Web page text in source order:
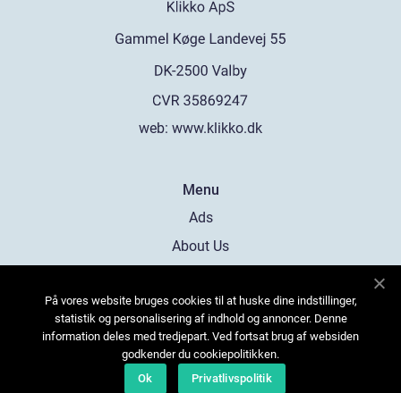
web: www.klikko.dk
Menu
Ads
About Us
Contact
Sitemap
På vores website bruges cookies til at huske dine indstillinger,
statistik og personalisering af indhold og annoncer. Denne
information deles med tredjepart. Ved fortsat brug af websiden
godkender du cookiepolitikken.
Ok
Privatlivspolitik